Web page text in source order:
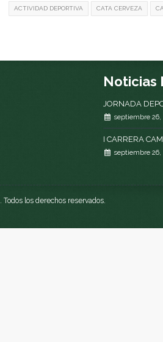
ACTIVIDAD DEPORTIVA CATA CERVEZA
Noticias
JORNADA
septiembre 26,
I CARRERA
septiembre 26,
. Todos los derechos reservados.